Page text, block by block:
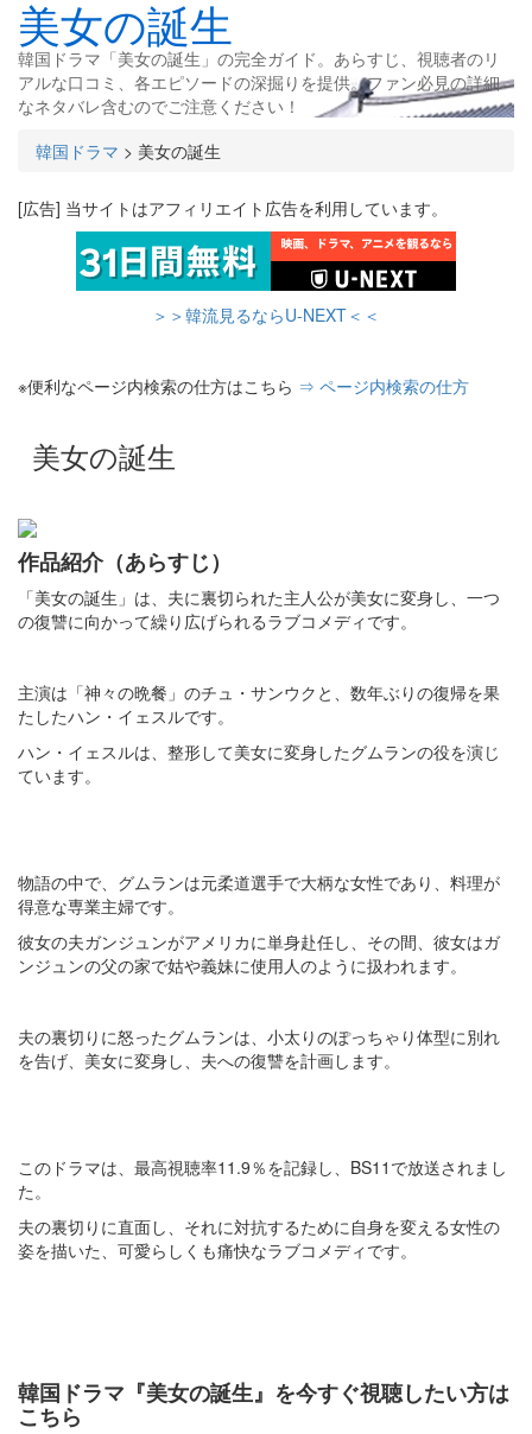
美女の誕生
韓国ドラマ「美女の誕生」の完全ガイド。あらすじ、視聴者のリ
アルな口コミ、各エピソードの深掘りを提供。ファン必見の詳細
なネタバレ含むのでご注意ください！
韓国ドラマ > 美女の誕生
[広告] 当サイトはアフィリエイト広告を利用しています。
＞＞韓流見るならU-NEXT＜＜
※便利なページ内検索の仕方はこちら ⇒ ページ内検索の仕方
美女の誕生
作品紹介（あらすじ）
「美女の誕生」は、夫に裏切られた主人公が美女に変身し、一つ
の復讐に向かって繰り広げられるラブコメディです。
主演は「神々の晩餐」のチュ・サンウクと、数年ぶりの復帰を果
たしたハン・イェスルです。
ハン・イェスルは、整形して美女に変身したグムランの役を演じ
ています​​。
物語の中で、グムランは元柔道選手で大柄な女性であり、料理が
得意な専業主婦です。
彼女の夫ガンジュンがアメリカに単身赴任し、その間、彼女はガ
ンジュンの父の家で姑や義妹に使用人のように扱われます。
夫の裏切りに怒ったグムランは、小太りのぽっちゃり体型に別れ
を告げ、美女に変身し、夫への復讐を計画します​​​​。
このドラマは、最高視聴率11.9％を記録し、BS11で放送されまし
た。
夫の裏切りに直面し、それに対抗するために自身を変える女性の
姿を描いた、可愛らしくも痛快なラブコメディです​​。
韓国ドラマ『美女の誕生』を今すぐ視聴したい方は
こちら